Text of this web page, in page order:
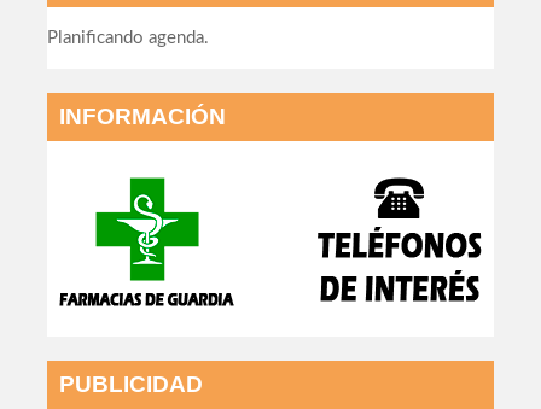
Planificando agenda.
INFORMACIÓN
PUBLICIDAD